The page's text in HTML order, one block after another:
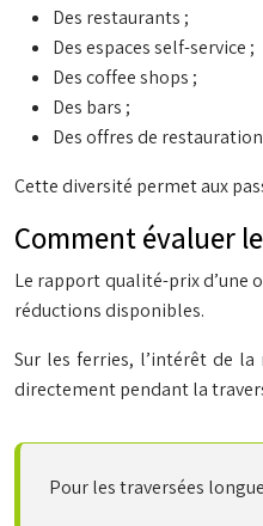
Des restaurants ;
Des espaces self-service ;
Des coffee shops ;
Des bars ;
Des offres de
Cette diversité permet aux
Comment évaluer
Le rapport qualité-prix d’une
réductions disponibles.
Sur les ferries, l’intérêt de
directement pendant la
Pour les traversées